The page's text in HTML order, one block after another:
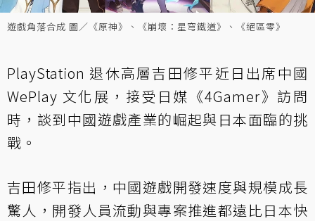
遊戲角落合成 圖／《原神》、《崩壞：星穹鐵道》、《絕區零》
PlayStation 退休高層吉田修平近日出席中國
WePlay 文化展，接受日媒《4Gamer》訪問
時，談到中國遊戲產業的崛起與日本面臨的挑
戰。
吉田修平指出，中國遊戲開發速度與規模成長
驚人，開發人員流動與專案推進都遠比日本快